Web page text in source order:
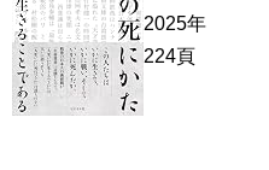
2025年
224頁